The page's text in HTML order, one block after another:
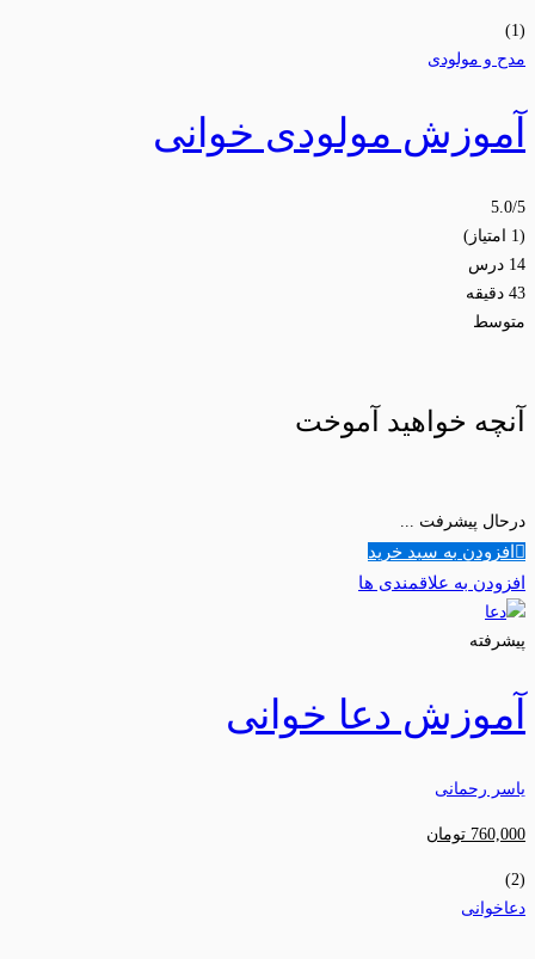
(1)
مدح و مولودی
آموزش مولودی خوانی
5.0/5
(1 امتیاز)
14 درس
43 دقیقه
متوسط
آنچه خواهید آموخت
درحال پیشرفت ...
افزودن به سبد خرید
افزودن به علاقمندی ها
پیشرفته
آموزش دعا خوانی
یاسر رحمانی
760,000 تومان
(2)
دعاخوانی